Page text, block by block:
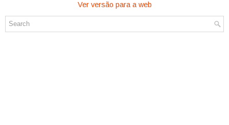
Ver versão para a web